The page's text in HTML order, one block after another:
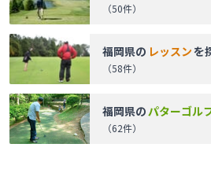
（50件）
福岡県の レッスンを
（58件）
福岡県のパターゴル
（62件）